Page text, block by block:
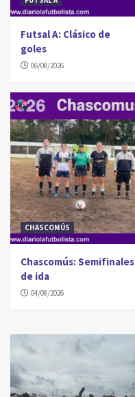
Futsal A: Clásico de
goles
06/08/2026
CHASCOMÚS
Chascomús: Semifinales
de ida
04/08/2026